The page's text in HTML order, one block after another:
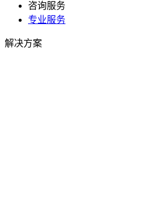
咨询服务
专业服务
解决方案